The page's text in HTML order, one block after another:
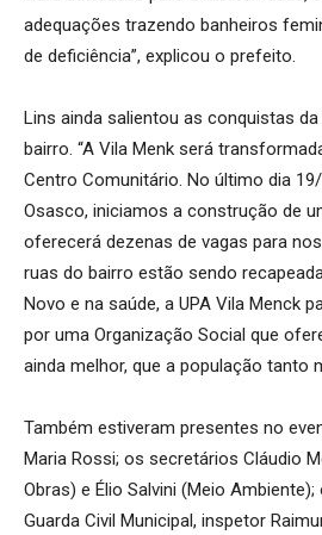
adequações trazendo banheiros
de deficiência”, explicou o prefeito.
Lins ainda salientou as conquistas
bairro. “A Vila Menk será
Centro Comunitário. No último dia
Osasco, iniciamos a construção de
oferecerá dezenas de vagas para
ruas do bairro estão sendo
Novo e na saúde, a UPA Vila Menck
por uma Organização Social que
ainda melhor, que a população tanto
Também estiveram presentes no
Maria Rossi; os secretários Cláudio
Obras) e Élio Salvini (Meio
Guarda Civil Municipal, inspetor